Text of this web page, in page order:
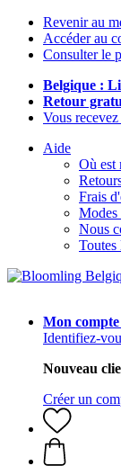
Revenir au
Accéder au
Consulter le
Belgique :
Retour
Vous
Aide
Où est
Frais
Modes
Nous
Toutes
Mon compte
Identifiez-
Nouveau
Créer un